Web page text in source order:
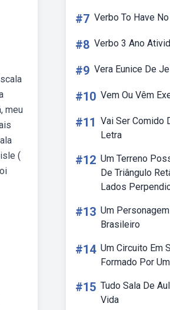
meu
(
#7 Verbo To Have
#8 Verbo 3 Ano
#9 Vera Eunice De
#10 Vem Ou Vêm
#11 Vai Ser Comido
Letra
#12 Um Terreno
De Triângulo
Lados
#13 Um
Brasileiro
#14 Um Circuito Em
Formado Por
#15 Tudo Sala De
Vida